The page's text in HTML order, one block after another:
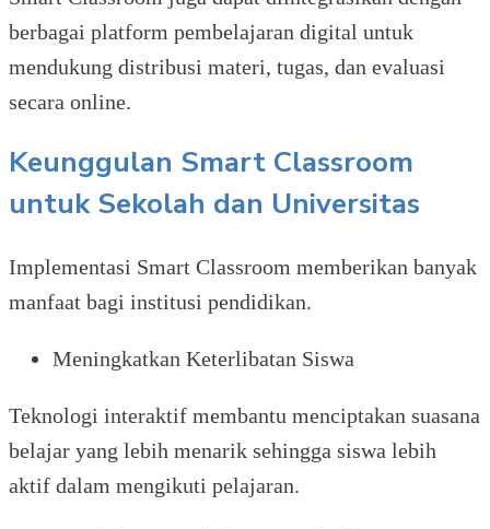
berbagai platform pembelajaran digital untuk
mendukung distribusi materi, tugas, dan evaluasi
secara online.
Keunggulan Smart Classroom
untuk Sekolah dan Universitas
Implementasi Smart Classroom memberikan banyak
manfaat bagi institusi pendidikan.
Meningkatkan Keterlibatan Siswa
Teknologi interaktif membantu menciptakan suasana
belajar yang lebih menarik sehingga siswa lebih
aktif dalam mengikuti pelajaran.